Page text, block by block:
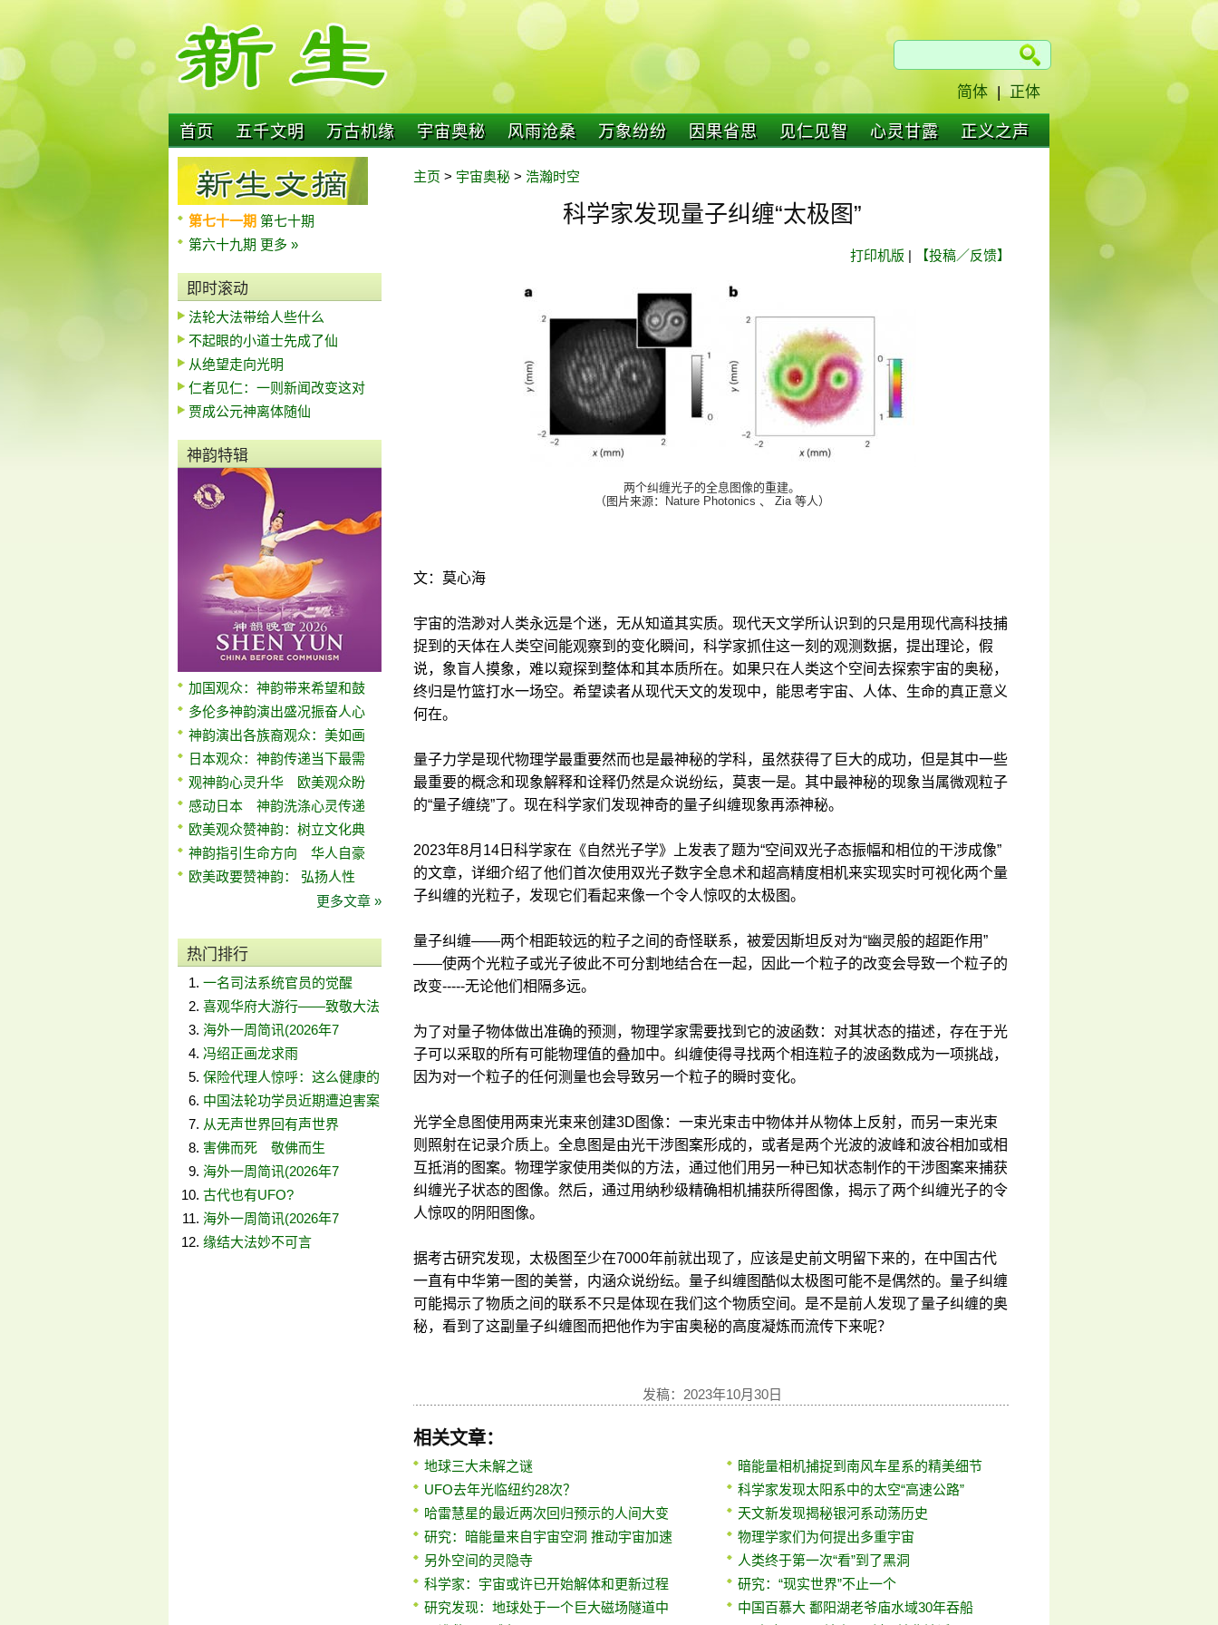
简体 | 正体
首页 五千文明 万古机缘 宇宙奥秘 风雨沧桑 万象纷纷 因果省思 见仁见智 心灵甘露 正义之声
第七十一期 第七十期
第六十九期 更多 »
即时滚动
法轮大法带给人些什么
不起眼的小道士先成了仙
从绝望走向光明
仁者见仁：一则新闻改变这对
贾成公元神离体随仙
神韵特辑
加国观众：神韵带来希望和鼓
多伦多神韵演出盛况振奋人心
神韵演出各族裔观众：美如画
日本观众：神韵传递当下最需
观神韵心灵升华 欧美观众盼
感动日本 神韵洗涤心灵传递
欧美观众赞神韵：树立文化典
神韵指引生命方向 华人自豪
欧美政要赞神韵： 弘扬人性
更多文章 »
热门排行
一名司法系统官员的觉醒
喜观华府大游行——致敬大法
海外一周简讯(2026年7
冯绍正画龙求雨
保险代理人惊呼：这么健康的
中国法轮功学员近期遭迫害案
从无声世界回有声世界
害佛而死 敬佛而生
海外一周简讯(2026年7
古代也有UFO?
海外一周简讯(2026年7
缘结大法妙不可言
主页 > 宇宙奥秘 > 浩瀚时空
科学家发现量子纠缠“太极图”
打印机版 | 【投稿／反馈】
两个纠缠光子的全息图像的重建。
（图片来源：Nature Photonics 、 Zia 等人）
文：莫心海
宇宙的浩渺对人类永远是个迷，无从知道其实质。现代天文学所认识到的只是用现代高科技捕
捉到的天体在人类空间能观察到的变化瞬间，科学家抓住这一刻的观测数据，提出理论，假
说，象盲人摸象，难以窥探到整体和其本质所在。如果只在人类这个空间去探索宇宙的奥秘，
终归是竹篮打水一场空。希望读者从现代天文的发现中，能思考宇宙、人体、生命的真正意义
何在。
量子力学是现代物理学最重要然而也是最神秘的学科，虽然获得了巨大的成功，但是其中一些
最重要的概念和现象解释和诠释仍然是众说纷纭，莫衷一是。其中最神秘的现象当属微观粒子
的“量子缠绕”了。现在科学家们发现神奇的量子纠缠现象再添神秘。
2023年8月14日科学家在《自然光子学》上发表了题为“空间双光子态振幅和相位的干涉成像”
的文章，详细介绍了他们首次使用双光子数字全息术和超高精度相机来实现实时可视化两个量
子纠缠的光粒子，发现它们看起来像一个令人惊叹的太极图。
量子纠缠——两个相距较远的粒子之间的奇怪联系，被爱因斯坦反对为“幽灵般的超距作用”
——使两个光粒子或光子彼此不可分割地结合在一起，因此一个粒子的改变会导致一个粒子的
改变-----无论他们相隔多远。
为了对量子物体做出准确的预测，物理学家需要找到它的波函数：对其状态的描述，存在于光
子可以采取的所有可能物理值的叠加中。纠缠使得寻找两个相连粒子的波函数成为一项挑战，
因为对一个粒子的任何测量也会导致另一个粒子的瞬时变化。
光学全息图使用两束光束来创建3D图像：一束光束击中物体并从物体上反射，而另一束光束
则照射在记录介质上。全息图是由光干涉图案形成的，或者是两个光波的波峰和波谷相加或相
互抵消的图案。物理学家使用类似的方法，通过他们用另一种已知状态制作的干涉图案来捕获
纠缠光子状态的图像。然后，通过用纳秒级精确相机捕获所得图像，揭示了两个纠缠光子的令
人惊叹的阴阳图像。
据考古研究发现，太极图至少在7000年前就出现了，应该是史前文明留下来的，在中国古代
一直有中华第一图的美誉，内涵众说纷纭。量子纠缠图酷似太极图可能不是偶然的。量子纠缠
可能揭示了物质之间的联系不只是体现在我们这个物质空间。是不是前人发现了量子纠缠的奥
秘，看到了这副量子纠缠图而把他作为宇宙奥秘的高度凝炼而流传下来呢？
发稿：2023年10月30日
相关文章：
地球三大未解之谜
UFO去年光临纽约28次？
哈雷慧星的最近两次回归预示的人间大变
研究：暗能量来自宇宙空洞 推动宇宙加速
另外空间的灵隐寺
科学家：宇宙或许已开始解体和更新过程
研究发现：地球处于一个巨大磁场隧道中
暗能量相机捕捉到南风车星系的精美细节
科学家发现太阳系中的太空“高速公路”
天文新发现揭秘银河系动荡历史
物理学家们为何提出多重宇宙
人类终于第一次“看”到了黑洞
研究：“现实世界”不止一个
中国百慕大 鄱阳湖老爷庙水域30年吞船